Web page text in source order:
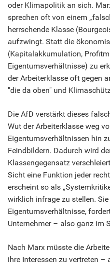
oder Klimapolitik an sich.
sprechen oft von einem
herrschende Klasse
aufzwingt. Statt die
(Kapitalakkumulation,
Eigentumsverhältnisse) zu
der Arbeiterklasse oft gegen
"die da oben" und
Die AfD verstärkt dieses
Wut der Arbeiterklasse weg
Eigentumsverhältnissen hin
Feindbildern. Dadurch wird
Klassengegensatz
Sicht eine Funktion jeder
erscheint so als
wirklich infrage zu stellen.
Eigentumsverhältnisse,
Unternehmer – also ganz im
Nach Marx müsste die
ihre Interessen zu vertreten –